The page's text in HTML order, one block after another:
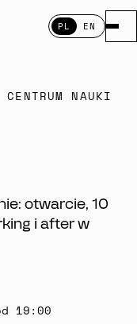
PL EN
NAUKI
otwarcie, 10
i after w
19:00